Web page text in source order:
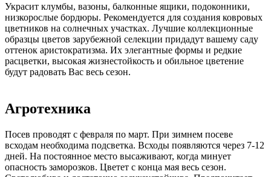
Украсит клумбы, вазоны, балконные ящики, подоконники,
низкорослые бордюры. Рекомендуется для создания ковровых
цветников на солнечных участках. Лучшие коллекционные
образцы цветов зарубежной селекции придадут вашему саду
оттенок аристократизма. Их элегантные формы и редкие
расцветки, высокая жизнестойкость и обильное цветение
будут радовать Вас весь сезон.
Агротехника
Посев проводят с февраля по март. При зимнем посеве
всходам необходима подсветка. Всходы появляются через 7-12
дней. На постоянное место высаживают, когда минует
опасность заморозков. Цветет с конца мая весь сезон.